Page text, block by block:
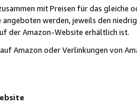
mit Preisen für das
werden, jeweils den
der Amazon-Website erhältlich ist.
Amazon oder Verlinkungen von